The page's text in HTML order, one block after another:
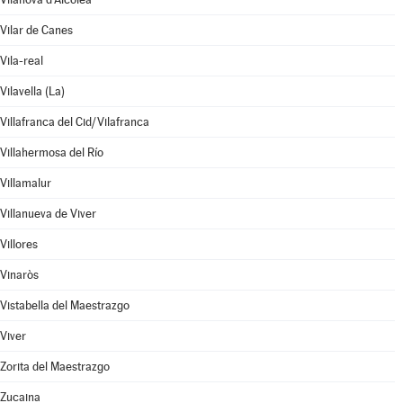
Vilar de Canes
Vila-real
Vilavella (La)
Villafranca del Cid/Vilafranca
Villahermosa del Río
Villamalur
Villanueva de Viver
Villores
Vinaròs
Vistabella del Maestrazgo
Viver
Zorita del Maestrazgo
Zucaina